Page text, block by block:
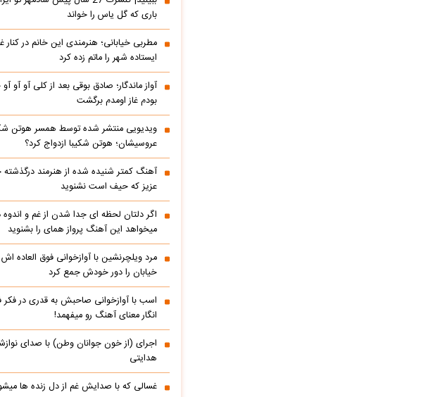
باری که گل یاس را خواند
مطربی خیابانی؛ هنرمندی این خانم در کنار
ایستاده شهر را ماتم زده کرد
آواز ماندگار؛ صادق بوقی بعد از کلی آو آو آو
بودم غاز اومدم برگشت
ویدیویی منتشر شده توسط همسر هوتن
عروسیشان؛ هوتن شکیبا ازدواج کرد؟
آهنگ کمتر شنیده شده از هنرمند درگذشته
عزیز که حیف است نشنوید
اگر دلتان لحظه ای جدا شدن از غم و اندوه
میخواهد این آهنگ پرواز همای را بشنوید
مرد ویلچرنشین با آوازخوانی فوق العاده
خیابان را دور خودش جمع کرد
اسب با آوازخوانی صاحبش به قدری در فکر
انگار معنای آهنگ رو میفهمد!
اجرای (از خون جوانان وطن) با صدای
هدایتی
غسالی که با صدایش غم از دل زنده ها